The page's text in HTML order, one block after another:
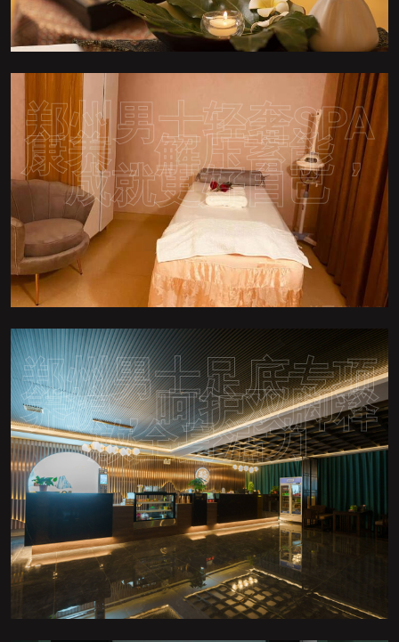
郑州男士轻奢SPA
康养，解压蓄能，
成就更好自己
郑州男士足底专项
养护，呵护双脚释
放全身活力